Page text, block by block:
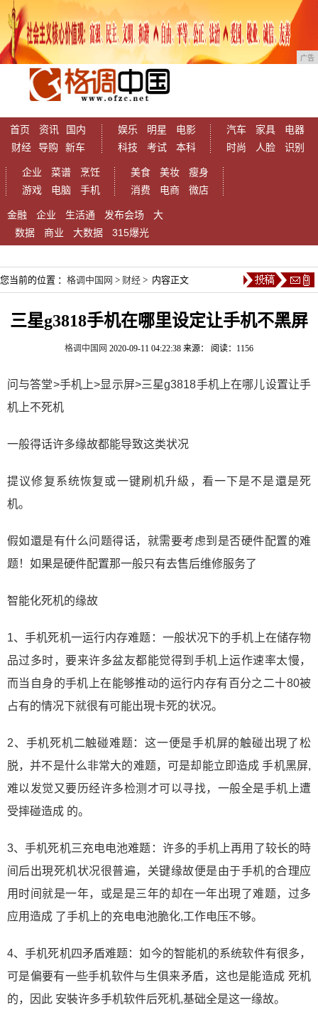
广告
首页 资讯
国内
财经
导购 新车
娱乐 明星
电影
科技
考试 本科
汽车 家具
电器
时尚
人脸 识别
企业 菜谱
烹饪
游戏
电脑 手机
美食 美妆
瘦身
消费
电商 微店
金融 企业 生活通 发布会场
大
数据
商业 大数据 315爆光
您当前的位置 ： 格调中国网 > 财经 > 内容正文
三星g3818手机在哪里设定让手机不黑屏
格调中国网 2020-09-11 04:22:38 来源： 阅读：1156
问与答堂>手机上>显示屏>三星g3818手机上在哪儿设置让手
机上不死机
一般得话许多缘故都能导致这类状况
提议修复系统恢复或一键刷机升級，看一下是不是還是死
机。
假如還是有什么问题得话，就需要考虑到是否硬件配置的难
题！如果是硬件配置那一般只有去售后维修服务了
智能化死机的缘故
1、手机死机一运行内存难题：一般状况下的手机上在储存物
品过多时，要来许多盆友都能觉得到手机上运作速率太慢，
而当自身的手机上在能够推动的运行内存有百分之二十80被
占有的情况下就很有可能出現卡死的状况。
2、手机死机二触碰难题：这一便是手机屏的触碰出現了松
脱，并不是什么非常大的难题，可是却能立即造成 手机黑屏,
难以发觉又要历经许多检测才可以寻找，一般全是手机上遭
受摔碰造成 的。
3、手机死机三充电电池难题：许多的手机上再用了较长的時
间后出現死机状况很普遍，关键缘故便是由于手机的合理应
用时间就是一年，或是是三年的却在一年出現了难题，过多
应用造成 了手机上的充电电池脆化,工作电压不够。
4、手机死机四矛盾难题：如今的智能机的系统软件有很多，
可是偏要有一些手机软件与生俱来矛盾，这也是能造成 死机
的，因此 安裝许多手机软件后死机,基础全是这一缘故。